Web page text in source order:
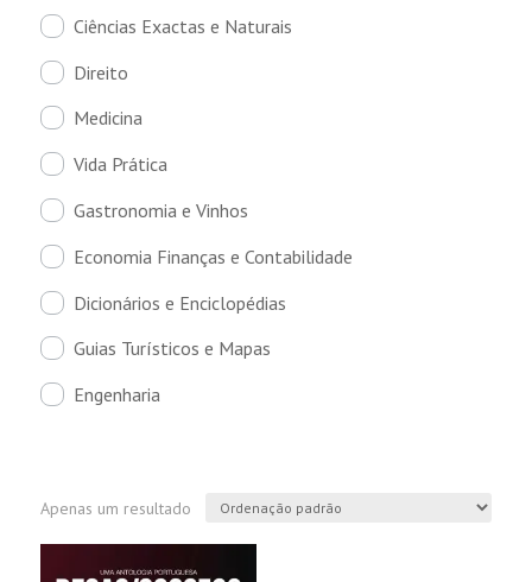
Ciências Exactas e Naturais
Direito
Medicina
Vida Prática
Gastronomia e Vinhos
Economia Finanças e Contabilidade
Dicionários e Enciclopédias
Guias Turísticos e Mapas
Engenharia
Apenas um resultado